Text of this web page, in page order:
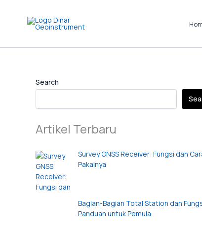
Search
Artikel Terbaru
Survey GNSS Receiver: Fungsi dan
Pakainya
Bagian-Bagian Total Station dan
Panduan untuk Pemula